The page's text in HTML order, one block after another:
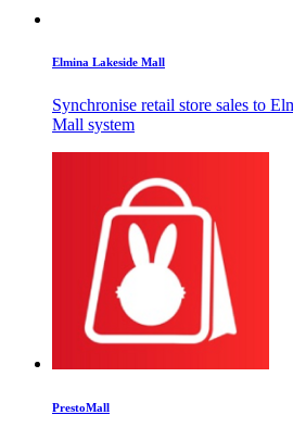
Elmina Lakeside Mall
Synchronise retail store sales to
Mall system
PrestoMall